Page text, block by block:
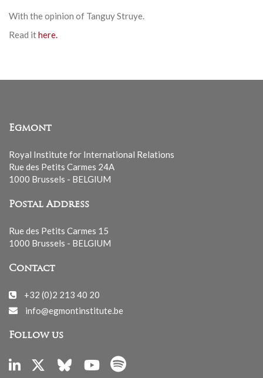
With the opinion of Tanguy Struye.
Read ithere.
Egmont
Royal Institute for International Relations
Rue des Petits Carmes 24A
1000 Brussels - BELGIUM
Postal Address
Rue des Petits Carmes 15
1000 Brussels - BELGIUM
Contact
+32 (0)2 213 40 20
info@egmontinstitute.be
Follow us